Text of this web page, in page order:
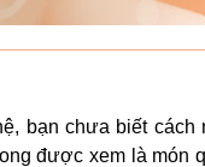
bạn chưa biết cách
được xem là món